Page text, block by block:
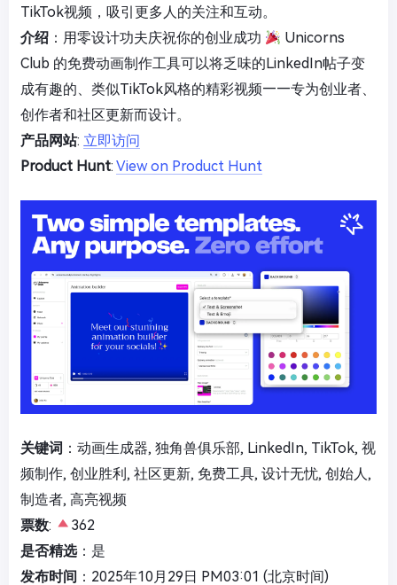
TikTok视频，吸引更多人的关注和互动。
介绍 ：用零设计功夫庆祝你的创业成功
Unicorns
Club 的免费动画制作工具可以将乏味的LinkedIn帖子变
成有趣的、类似TikTok风格的精彩视频——专为创业者、
创作者和社区更新而设计。
产品网站: 立即访问
Product Hunt: View on Product Hunt
关键词 ：动画生成器, 独角兽俱乐部, LinkedIn, TikTok, 视
频制作, 创业胜利, 社区更新, 免费工具, 设计无忧, 创始人,
制造者, 高亮视频
票数:
362
是否精选：是
发布时间 ：2025年10月29日 PM03:01 (北京时间)